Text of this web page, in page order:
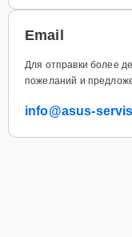
Email
Для отправки более
пожеланий и
info@asus-